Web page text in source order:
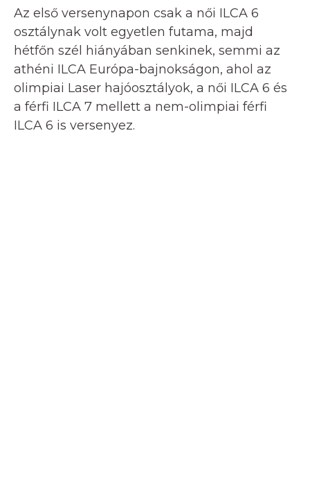
Az első versenynapon csak a női ILCA 6
osztálynak volt egyetlen futama, majd
hétfőn szél hiányában senkinek, semmi az
athéni ILCA Európa-bajnokságon, ahol az
olimpiai Laser hajóosztályok, a női ILCA 6 és
a férfi ILCA 7 mellett a nem-olimpiai férfi
ILCA 6 is versenyez.